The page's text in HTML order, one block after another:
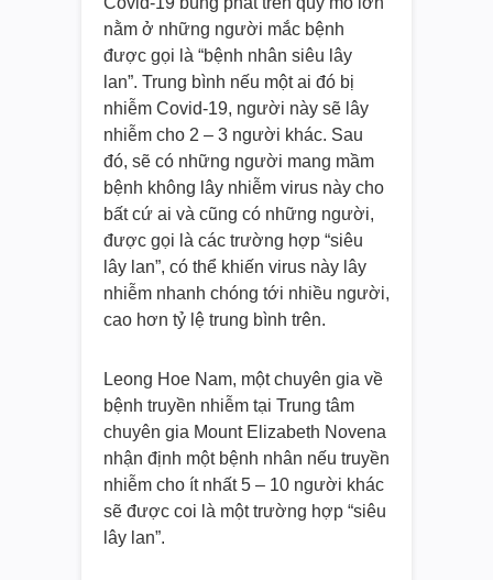
nằm ở những người mắc bệnh
được gọi là “bệnh nhân siêu lây
lan”. Trung bình nếu một ai đó bị
nhiễm Covid-19, người này sẽ lây
nhiễm cho 2 – 3 người khác. Sau
đó, sẽ có những người mang mầm
bệnh không lây nhiễm virus này cho
bất cứ ai và cũng có những người,
được gọi là các trường hợp “siêu
lây lan”, có thể khiến virus này lây
nhiễm nhanh chóng tới nhiều người,
cao hơn tỷ lệ trung bình trên.
Leong Hoe Nam, một chuyên gia về
bệnh truyền nhiễm tại Trung tâm
chuyên gia Mount Elizabeth Novena
nhận định một bệnh nhân nếu truyền
nhiễm cho ít nhất 5 – 10 người khác
sẽ được coi là một trường hợp “siêu
lây lan”.